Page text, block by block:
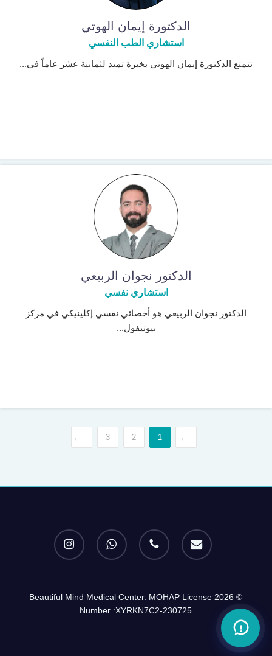
الدكتورة إيمان الهوتي
استشاري الطب النفسي
تتمتع الدكتورة إيمان الهوتي بخبرة تمتد لثمانية عشر عاماً في...
الدكتور نجوان الربيعي
استشاري نفسي
الدكتور نجوان الربيعي هو أخصائي نفسي إكلينيكي في مركز
بيوتيفول...
1
2
3
instagram whatsapp phone email
© 2026 Beautiful Mind Medical Center. MOHAP License
Number :XYRKN7C2-230725